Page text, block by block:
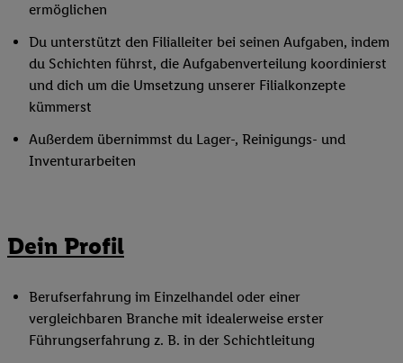
ermöglichen
Du unterstützt den Filialleiter bei seinen Aufgaben, indem
du Schichten führst, die Aufgabenverteilung koordinierst
und dich um die Umsetzung unserer Filialkonzepte
kümmerst
Außerdem übernimmst du Lager-, Reinigungs- und
Inventurarbeiten
Dein Profil
Berufserfahrung im Einzelhandel oder einer
vergleichbaren Branche mit idealerweise erster
Führungserfahrung z. B. in der Schichtleitung